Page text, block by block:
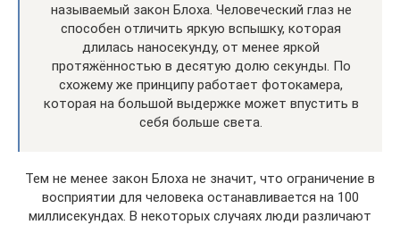
называемый закон Блоха. Человеческий глаз не
способен отличить яркую вспышку, которая
длилась наносекунду, от менее яркой
протяжённостью в десятую долю секунды. По
схожему же принципу работает фотокамера,
которая на большой выдержке может впустить в
себя больше света.
Тем не менее закон Блоха не значит, что ограничение в
восприятии для человека останавливается на 100
миллисекундах. В некоторых случаях люди различают